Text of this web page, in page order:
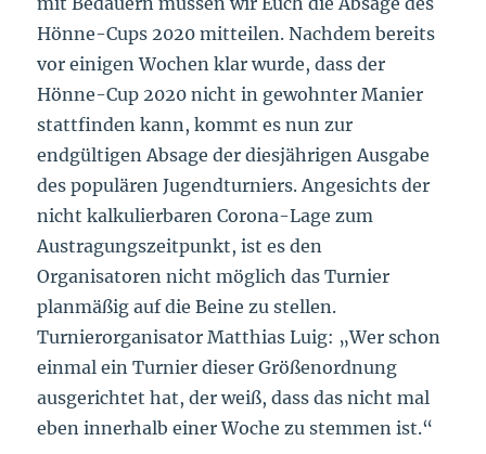
Hönne-Cups 2020 mitteilen. Nachdem bereits
vor einigen Wochen klar wurde, dass der
Hönne-Cup 2020 nicht in gewohnter Manier
stattfinden kann, kommt es nun zur
endgültigen Absage der diesjährigen Ausgabe
des populären Jugendturniers. Angesichts der
nicht kalkulierbaren Corona-Lage zum
Austragungszeitpunkt, ist es den
Organisatoren nicht möglich das Turnier
planmäßig auf die Beine zu stellen.
Turnierorganisator Matthias Luig: „Wer schon
einmal ein Turnier dieser Größenordnung
ausgerichtet hat, der weiß, dass das nicht mal
eben innerhalb einer Woche zu stemmen ist.“